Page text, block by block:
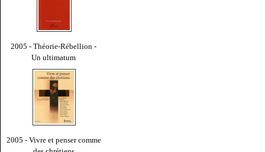
2005 - Théorie-Rébellion -
Un ultimatum
2005 - Vivre et penser comme